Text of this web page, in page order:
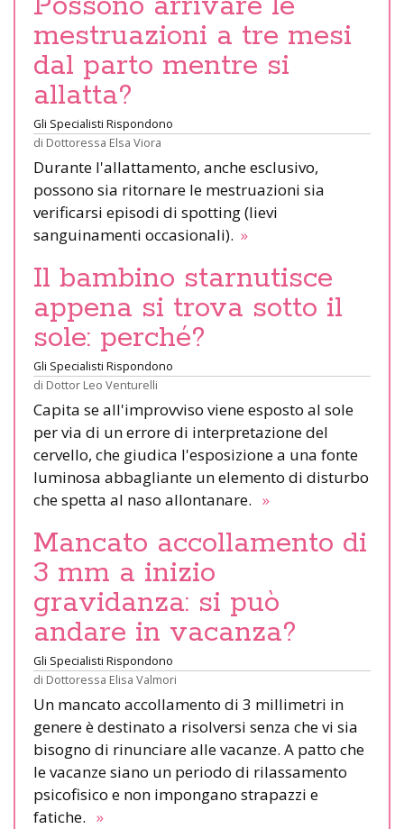
mestruazioni a tre mesi
dal parto mentre si
allatta?
Gli Specialisti Rispondono
di Dottoressa Elsa Viora
Durante l'allattamento, anche esclusivo,
possono sia ritornare le mestruazioni sia
verificarsi episodi di spotting (lievi
sanguinamenti occasionali). »
Il bambino starnutisce
appena si trova sotto il
sole: perché?
Gli Specialisti Rispondono
di Dottor Leo Venturelli
Capita se all'improvviso viene esposto al sole
per via di un errore di interpretazione del
cervello, che giudica l'esposizione a una fonte
luminosa abbagliante un elemento di disturbo
che spetta al naso allontanare. »
Mancato accollamento di
3 mm a inizio
gravidanza: si può
andare in vacanza?
Gli Specialisti Rispondono
di Dottoressa Elisa Valmori
Un mancato accollamento di 3 millimetri in
genere è destinato a risolversi senza che vi sia
bisogno di rinunciare alle vacanze. A patto che
le vacanze siano un periodo di rilassamento
psicofisico e non impongano strapazzi e
fatiche. »